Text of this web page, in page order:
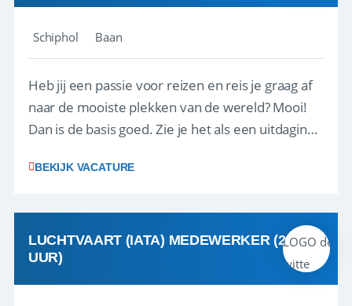
Schiphol Baan
Heb jij een passie voor reizen en reis je graag af
naar de mooiste plekken van de wereld? Mooi!
Dan is de basis goed. Zie je het als een uitdaging
het samenstellen en boeken van de perfecte
deze onderdelen zijn nu samen gevoegd...
BEKIJK VACATURE
LUCHTVAART (IATA) MEDEWERKER (24-32
UUR)